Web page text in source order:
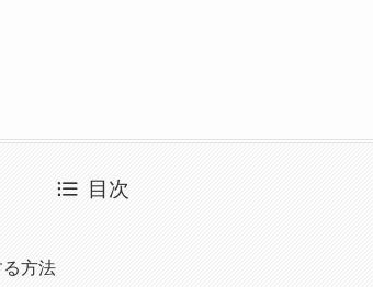
目次
方法